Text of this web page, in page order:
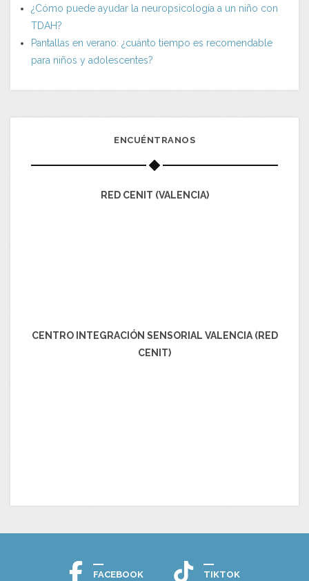
¿Cómo puede ayudar la neuropsicología a un niño con
TDAH?
Pantallas en verano: ¿cuánto tiempo es recomendable
para niños y adolescentes?
ENCUÉNTRANOS
RED CENIT (VALENCIA)
CENTRO INTEGRACIÓN SENSORIAL VALENCIA (RED
CENIT)
FACEBOOK TIKTOK